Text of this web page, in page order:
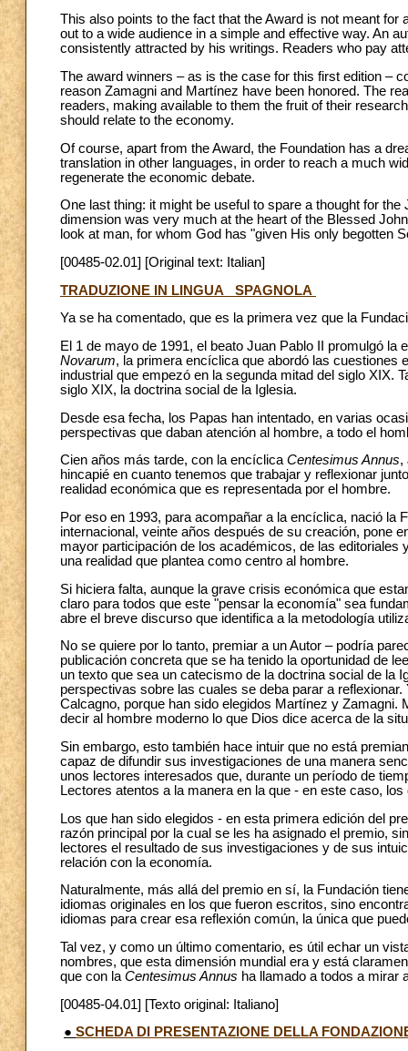
This also points to the fact that the Award is not meant
out to a wide audience in a simple and effective way. An
consistently attracted by his writings. Readers who pay
The award winners – as is the case for this first edition –
reason Zamagni and Martínez have been honored. The
readers, making available to them the fruit of their
should relate to the economy.
Of course, apart from the Award, the Foundation has a
translation in other languages, in order to reach a much
regenerate the economic debate.
One last thing: it might be useful to spare a thought for
dimension was very much at the heart of the Blessed
look at man, for whom God has "given His only begotten
[00485-02.01] [Original text: Italian]
TRADUZIONE IN LINGUA SPAGNOLA
Ya se ha comentado, que es la primera vez que la
El 1 de mayo de 1991, el beato Juan Pablo II promulgó la
Novarum, la primera encíclica que abordó las cuestiones
industrial que empezó en la segunda mitad del siglo XIX.
siglo XIX, la doctrina social de la Iglesia.
Desde esa fecha, los Papas han intentado, en varias
perspectivas que daban atención al hombre, a todo el
Cien años más tarde, con la encíclicaCentesimus Annus,
hincapié en cuanto tenemos que trabajar y reflexionar
realidad económica que es representada por el hombre.
Por eso en 1993, para acompañar a la encíclica, nació la
internacional, veinte años después de su creación, pone
mayor participación de los académicos, de las
una realidad que plantea como centro al hombre.
Si hiciera falta, aunque la grave crisis económica que
claro para todos que este "pensar la economía" sea
abre el breve discurso que identifica a la metodología
No se quiere por lo tanto, premiar a un Autor – podría
publicación concreta que se ha tenido la oportunidad de
un texto que sea un catecismo de la doctrina social de la
perspectivas sobre las cuales se deba parar a
Calcagno, porque han sido elegidos Martínez y
decir al hombre moderno lo que Dios dice acerca de la
Sin embargo, esto también hace intuir que no está
capaz de difundir sus investigaciones de una manera
unos lectores interesados que, durante un período de
Lectores atentos a la manera en la que - en este caso,
Los que han sido elegidos - en esta primera edición del
razón principal por la cual se les ha asignado el premio,
lectores el resultado de sus investigaciones y de sus
relación con la economía.
Naturalmente, más allá del premio en sí, la Fundación
idiomas originales en los que fueron escritos, sino
idiomas para crear esa reflexión común, la única que
Tal vez, y como un último comentario, es útil echar un
nombres, que esta dimensión mundial era y está
que con la Centesimus Annus ha llamado a todos a mirar
[00485-04.01] [Texto original: Italiano]
● SCHEDA DI PRESENTAZIONE DELLA